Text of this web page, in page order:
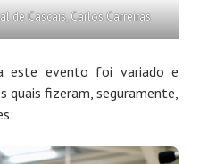
de Cascais, Carlos Carreiras
este evento foi variado e
quais fizeram, seguramente,